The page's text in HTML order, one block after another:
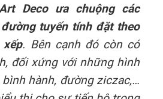
Deco ưa chuộng các
tuyến tính đặt theo
. Bên cạnh đó còn có
đối xứng với những hình
hành, đường ziczac,…